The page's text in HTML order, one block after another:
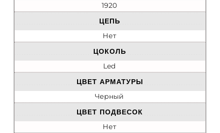
1920
ЦЕПЬ
Нет
ЦОКОЛЬ
Led
ЦВЕТ АРМАТУРЫ
Черный
ЦВЕТ ПОДВЕСОК
Нет